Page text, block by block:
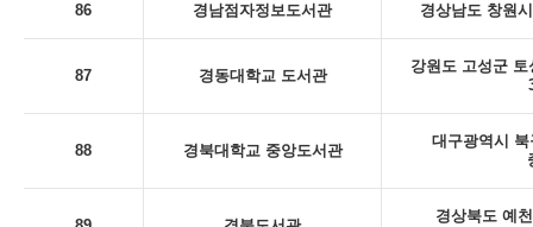
86 경남점자정보도서관 경상남도 창원
87 경동대학교 도서관
강원도 고성군
88 경북대학교 중앙도서관
대구광역시
경상북도 예